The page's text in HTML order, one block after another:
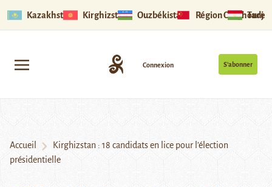
Kazakhstan Kirghizstan Ouzbékistan Région Ouïghoure
S’abonner
Connexion
Accueil
Kirghizstan : 18 candidats en lice pour l’élection
présidentielle